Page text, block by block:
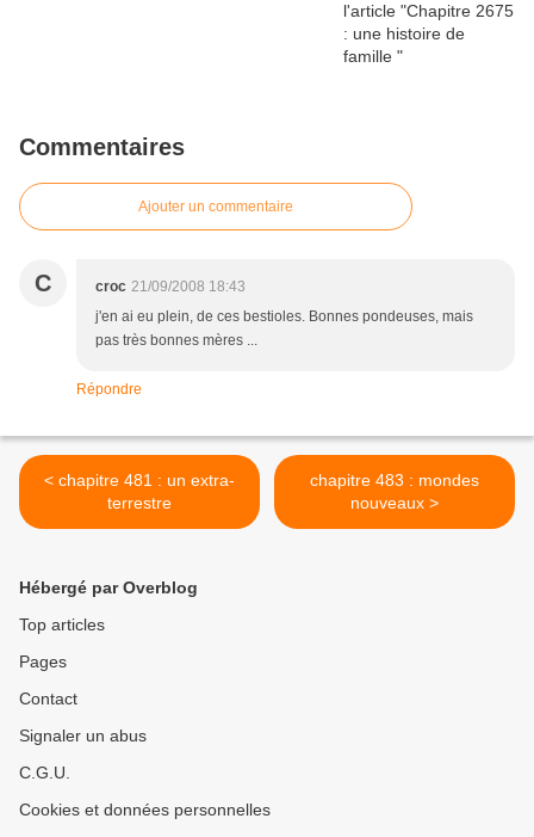
Commentaires
Ajouter un commentaire
C croc 21/09/2008 18:43
j'en ai eu plein, de ces bestioles. Bonnes pondeuses, mais
pas très bonnes mères ...
Répondre
< chapitre 481 : un extra-
terrestre
chapitre 483 : mondes
nouveaux >
Hébergé par Overblog
Top articles
Pages
Contact
Signaler un abus
C.G.U.
Cookies et données personnelles